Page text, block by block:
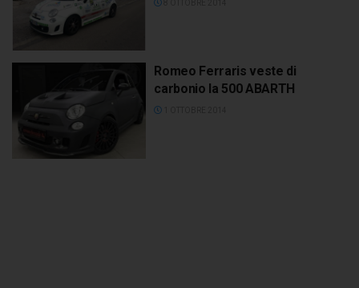
Romeo Ferraris veste di
carbonio la 500 ABARTH